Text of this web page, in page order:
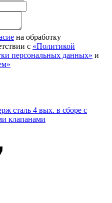
на обработку
с «Политикой
персональных данных» и
сталь 4 вых. в сборе с
клапанами